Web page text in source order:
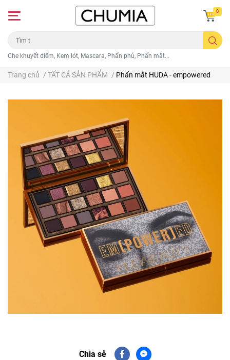
Che khuyết điểm, Kem lót, Mascara, Phấn phủ, Phấn mắt...
0
Trang chủ / TẤT CẢ SẢN PHẨM / Phấn mắt HUDA - empowered
Chia sẻ